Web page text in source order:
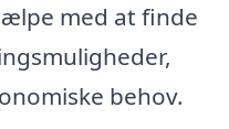
med at finde
behov.